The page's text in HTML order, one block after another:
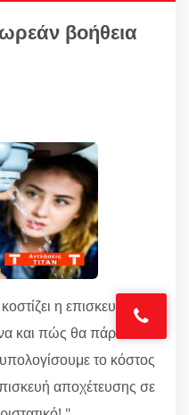
βοήθεια
η επισκευή
και πώς θα πάρω
το κόστος
αποχέτευσης σε